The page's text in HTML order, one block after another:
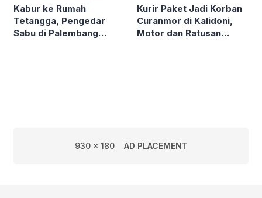
Kabur ke Rumah
Tetangga, Pengedar
Sabu di Palembang
Kurir Paket Jadi Korban
Curanmor di Kalidoni,
Motor dan Ratusan
930 x 180 AD PLACEMENT